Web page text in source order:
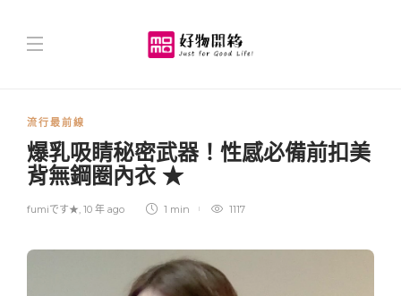
流行最前線
爆乳吸睛秘密武器！性感必備前扣美
背無鋼圈內衣 ★
fumiです★, 10 年 ago 1 min 1117